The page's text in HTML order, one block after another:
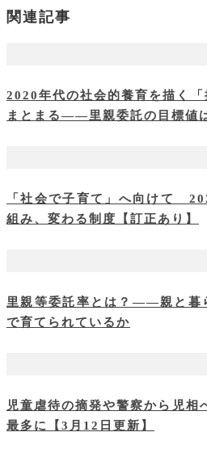
関連記事
2020年代の社会的養育を描く
まとまる――里親委託の目標値
「社会で子育て」へ向けて
組み、変わる制度【訂正あり】
里親等委託率とは？――親と暮
で育てられているか
児童虐待の摘発や警察から児相
最多に【3月12日更新】